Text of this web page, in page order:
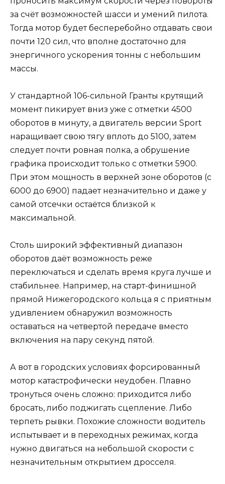
за счёт возможностей шасси и умений пилота.
Тогда мотор будет бесперебойно отдавать свои
почти 120 сил, что вполне достаточно для
энергичного ускорения тонны с небольшим
массы.
У стандартной 106-сильной Гранты крутящий
момент пикирует вниз уже с отметки 4500
оборотов в минуту, а двигатель версии Sport
наращивает свою тягу вплоть до 5100, затем
следует почти ровная полка, а обрушение
графика происходит только с отметки 5900.
При этом мощность в верхней зоне оборотов (с
6000 до 6900) падает незначительно и даже у
самой отсечки остаётся близкой к
максимальной.
Столь широкий эффективный диапазон
оборотов даёт возможность реже
переключаться и сделать время круга лучше и
стабильнее. Например, на старт-финишной
прямой Нижегородского кольца я с приятным
удивлением обнаружил возможность
оставаться на четвертой передаче вместо
включения на пару секунд пятой.
А вот в городских условиях форсированный
мотор катастрофически неудобен. Плавно
тронуться очень сложно: приходится либо
бросать, либо поджигать сцепление. Либо
терпеть рывки. Похожие сложности водитель
испытывает и в переходных режимах, когда
нужно двигаться на небольшой скорости с
незначительным открытием дросселя.